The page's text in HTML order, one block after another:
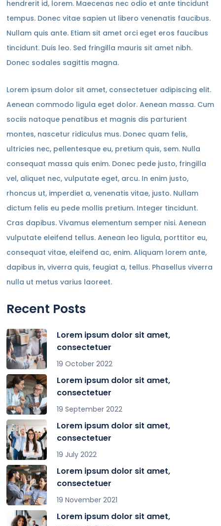
hendrerit id, lorem. Maecenas nec odio et ante tincidunt
tempus. Donec vitae sapien ut libero venenatis faucibus.
Nullam quis ante. Etiam sit amet orci eget eros faucibus
tincidunt. Duis leo. Sed fringilla mauris sit amet nibh.
Donec sodales sagittis magna.
Lorem ipsum dolor sit amet, consectetuer adipiscing elit.
Aenean commodo ligula eget dolor. Aenean massa. Cum
sociis natoque penatibus et magnis dis parturient
montes, nascetur ridiculus mus. Donec quam felis,
ultricies nec, pellentesque eu, pretium quis, sem. Nulla
consequat massa quis enim. Donec pede justo, fringilla
vel, aliquet nec, vulputate eget, arcu. In enim justo,
rhoncus ut, imperdiet a, venenatis vitae, justo. Nullam
dictum felis eu pede mollis pretium. Integer tincidunt.
Cras dapibus. Vivamus elementum semper nisi. Aenean
vulputate eleifend tellus. Aenean leo ligula, porttitor eu,
consequat vitae, eleifend ac, enim. Aliquam lorem ante,
dapibus in, viverra quis, feugiat a, tellus. Phasellus viverra
nulla ut metus varius laoreet.
Recent Posts
Lorem ipsum dolor sit amet,
consectetuer
19 October 2022
Lorem ipsum dolor sit amet,
consectetuer
19 September 2022
Lorem ipsum dolor sit amet,
consectetuer
19 July 2022
Lorem ipsum dolor sit amet,
consectetuer
19 November 2021
Lorem ipsum dolor sit amet,